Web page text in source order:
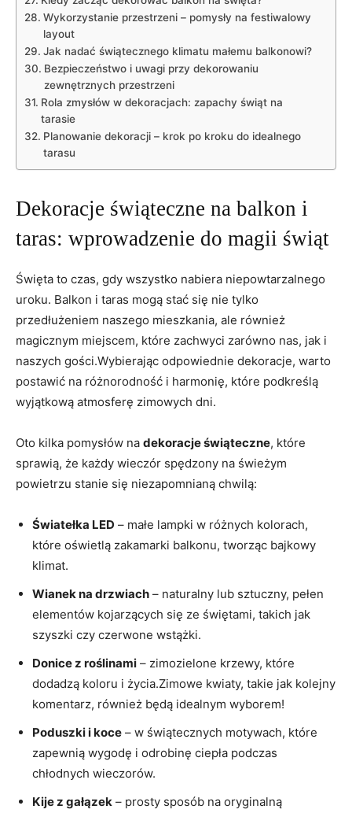
Wykorzystanie przestrzeni – pomysły na festiwalowy
layout
Jak nadać świątecznego klimatu małemu balkonowi?
Bezpieczeństwo i uwagi przy dekorowaniu
zewnętrznych przestrzeni
Rola zmysłów w dekoracjach: zapachy świąt na
tarasie
Planowanie dekoracji – krok po kroku do idealnego
tarasu
Dekoracje świąteczne na balkon i
taras: wprowadzenie do magii świąt
Święta to czas, gdy wszystko nabiera niepowtarzalnego
uroku. Balkon i taras mogą stać się nie tylko
przedłużeniem naszego mieszkania, ale również
magicznym miejscem, które zachwyci zarówno nas, jak i
naszych gości.Wybierając odpowiednie dekoracje, warto
postawić na różnorodność i harmonię, które podkreślą
wyjątkową atmosferę zimowych dni.
Oto kilka pomysłów na dekoracje świąteczne, które
sprawią, że każdy wieczór spędzony na świeżym
powietrzu stanie się niezapomnianą chwilą:
Światełka LED – małe lampki w różnych kolorach,
które oświetlą zakamarki balkonu, tworząc bajkowy
klimat.
Wianek na drzwiach – naturalny lub sztuczny, pełen
elementów kojarzących się ze świętami, takich jak
szyszki czy czerwone wstążki.
Donice z roślinami – zimozielone krzewy, które
dodadzą koloru i życia.Zimowe kwiaty, takie jak kolejny
komentarz, również będą idealnym wyborem!
Poduszki i koce – w świątecznych motywach, które
zapewnią wygodę i odrobinę ciepła podczas
chłodnych wieczorów.
Kije z gałązek – prosty sposób na oryginalną